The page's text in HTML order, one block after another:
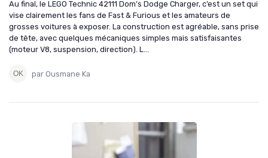
Au final, le LEGO Technic 42111 Dom’s Dodge Charger, c’est un set qui
vise clairement les fans de Fast & Furious et les amateurs de
grosses voitures à exposer. La construction est agréable, sans prise
de tête, avec quelques mécaniques simples mais satisfaisantes
(moteur V8, suspension, direction). L...
par Ousmane Ka